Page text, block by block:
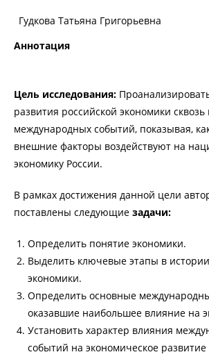
Гудкова Татьяна Григорьевна
Аннотация
Цель исследования:
развития российской экономики
международных событий, показывая,
внешние факторы воздействуют на
экономику России.
В рамках достижения данной цели
поставлены следующие задачи:
Определить понятие экономики.
Выделить ключевые этапы в
экономики.
Определить основные
оказавшие наибольшее влияние на
Установить характер влияния
событий на экономическое развитие